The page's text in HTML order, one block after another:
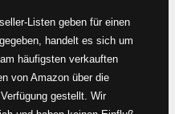
Listen geben für einen
handelt es sich um
häufigsten verkauften
von Amazon über die
gestellt. Wir